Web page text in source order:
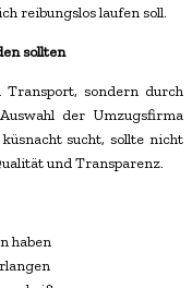
reibungslos laufen soll.
sollten
Transport, sondern durch
der Umzugsfirma
sucht, sollte nicht
und Transparenz.
haben